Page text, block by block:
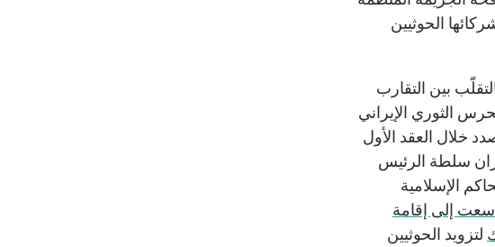
الحوثيين
بين التقارب
الثوري الإيراني
الصدد خلال العقد الأول
سلطة الرئيس
الإسلامية
سعت إلى إقامة
لتزويد الحوثيين